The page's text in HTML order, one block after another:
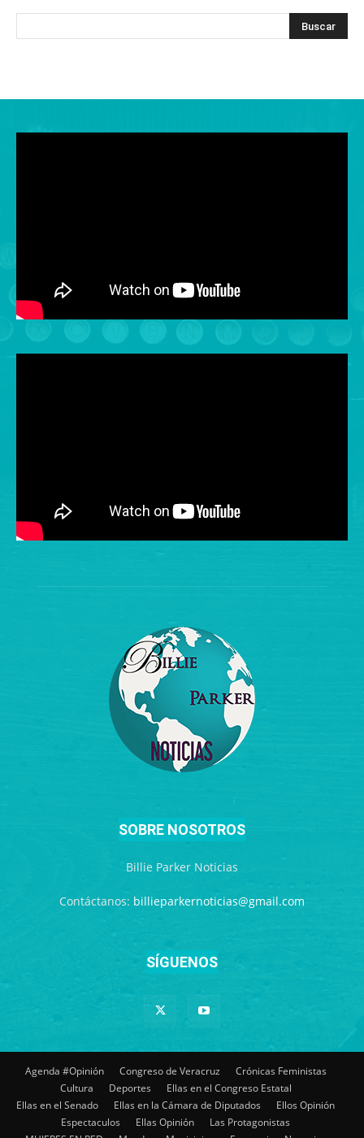
SOBRE NOSOTROS
Billie Parker Noticias
Contáctanos: billieparkernoticias@gmail.com
SÍGUENOS
Agenda #Opinión Congreso de Veracruz
Crónicas Feministas
Cultura
Deportes
Ellas en el Congreso Estatal
Ellas en el Senado
Ellas en la Cámara de Diputados
Ellos Opinión
Espectaculos
Ellas Opinión
Las Protagonistas